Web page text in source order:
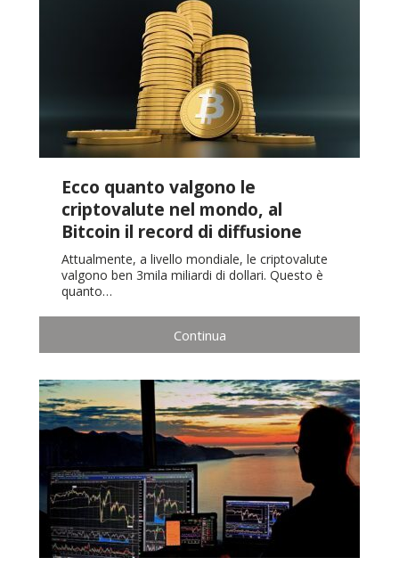
Ecco quanto valgono le
criptovalute nel mondo, al
Bitcoin il record di diffusione
Attualmente, a livello mondiale, le criptovalute
valgono ben 3mila miliardi di dollari. Questo è
quanto…
Continua